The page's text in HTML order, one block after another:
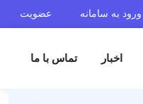
ورود به سامانه عضویت
اخبار تماس با ما